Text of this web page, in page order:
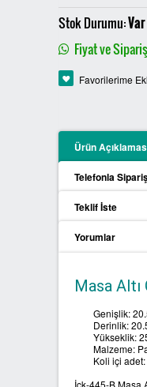
PLASTİK
BOYALI
KUTULARI
PİL ATIK
SIFIR
SIFIR
PANOSU
Stok Durumu:Var
Fiyat ve
Favorilerime
Ürün
Telefonla
Teklif İste
Yorumlar
Masa Altı
Genişlik:
Derinlik:
Yükseklik:
Malzeme:
Koli içi adet:
İçk-445-B Masa